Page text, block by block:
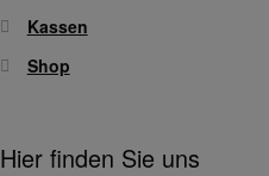
Kassen
Shop
Hier finden Sie uns